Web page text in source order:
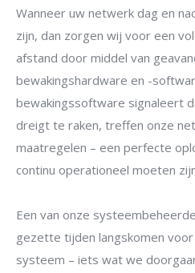
Wanneer uw netwerk dag en
zijn, dan zorgen wij voor een
afstand door middel van
bewakingshardware en -
bewakingssoftware signaleert
dreigt te raken, treffen onze
maatregelen – een perfecte
continu operationeel moeten
Een van onze
gezette tijden langskomen
systeem – iets wat we